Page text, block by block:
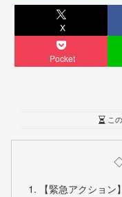
X
Pocket
こ
【緊急アクショ